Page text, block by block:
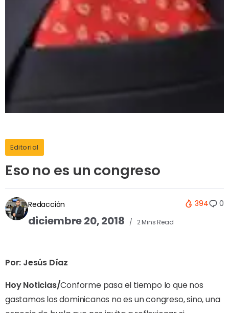
Editorial
Eso no es un congreso
Redacción
diciembre 20, 2018 2 Mins Read
394 0
Por: Jesús Díaz
Hoy Noticias/Conforme pasa el tiempo lo que nos
gastamos los dominicanos no es un congreso, sino, una